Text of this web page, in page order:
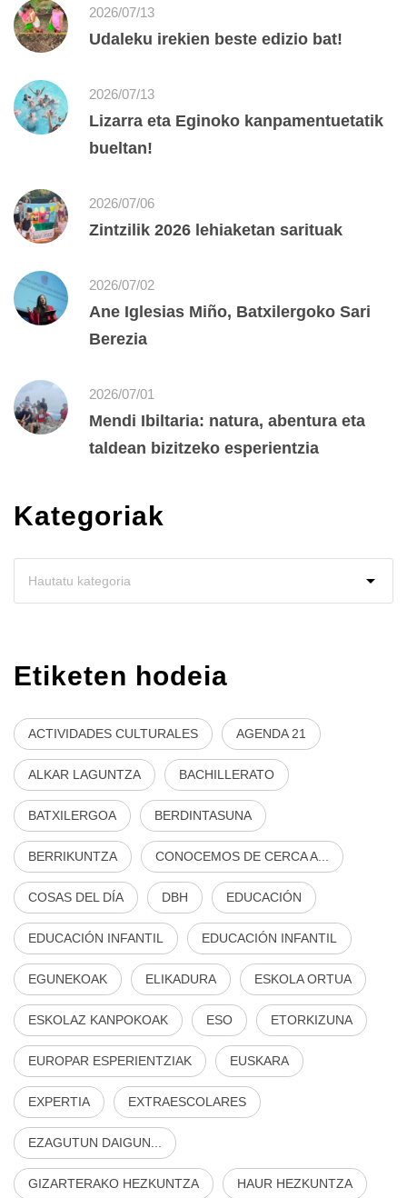
2026/07/13
Udaleku irekien beste edizio bat!
2026/07/13
Lizarra eta Eginoko kanpamentuetatik
bueltan!
2026/07/06
Zintzilik 2026 lehiaketan sarituak
2026/07/02
Ane Iglesias Miño, Batxilergoko Sari
Berezia
2026/07/01
Mendi Ibiltaria: natura, abentura eta
taldean bizitzeko esperientzia
Kategoriak
Etiketen hodeia
ACTIVIDADES CULTURALES AGENDA 21
ALKAR LAGUNTZA BACHILLERATO
BATXILERGOA BERDINTASUNA
BERRIKUNTZA CONOCEMOS DE CERCA A...
COSAS DEL DÍA DBH EDUCACIÓN
EDUCACIÓN INFANTIL EDUCACIÓN INFANTIL
EGUNEKOAK ELIKADURA ESKOLA ORTUA
ESKOLAZ KANPOKOAK ESO ETORKIZUNA
EUROPAR ESPERIENTZIAK EUSKARA
EXPERTIA EXTRAESCOLARES
EZAGUTUN DAIGUN...
GIZARTERAKO HEZKUNTZA HAUR HEZKUNTZA